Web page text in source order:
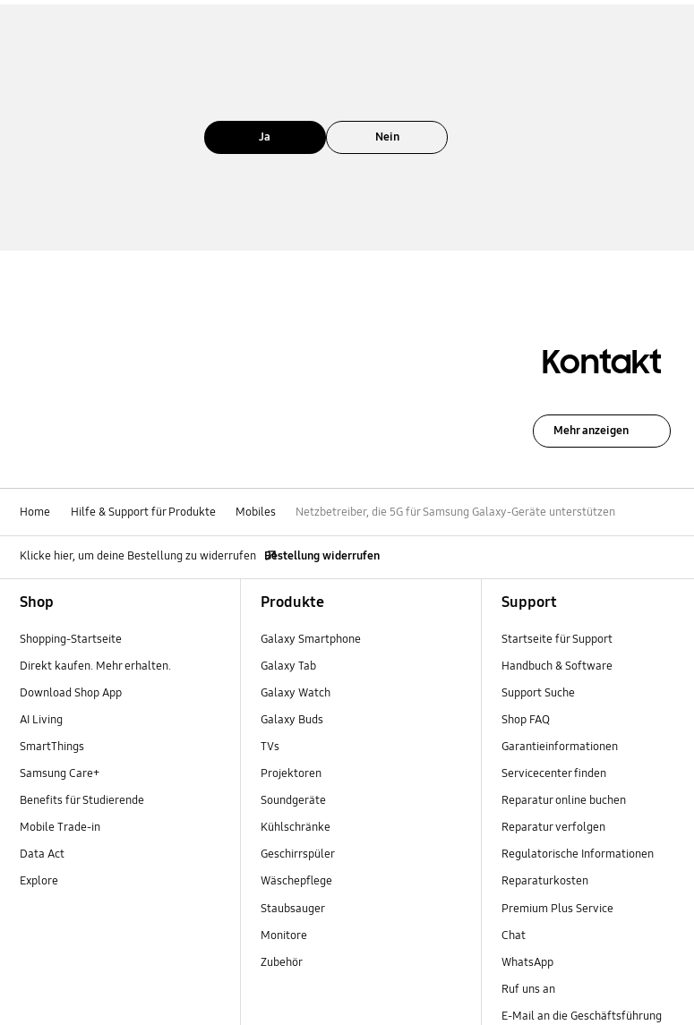
Ja Nein
Kontakt
Mehr anzeigen
Home Hilfe & Support für Produkte Mobiles Netzbetreiber, die 5G für Samsung Galaxy-Geräte unterstützen
Klicke hier, um deine Bestellung zu widerrufen Bestellung widerrufen
Shop
Shopping-Startseite
Direkt kaufen. Mehr erhalten.
Download Shop App
AI Living
SmartThings
Samsung Care+
Benefits für Studierende
Mobile Trade-in
Data Act
Explore
Produkte
Galaxy Smartphone
Galaxy Tab
Galaxy Watch
Galaxy Buds
TVs
Projektoren
Soundgeräte
Kühlschränke
Geschirrspüler
Wäschepflege
Staubsauger
Monitore
Zubehör
Support
Startseite für Support
Handbuch & Software
Support Suche
Shop FAQ
Garantieinformationen
Servicecenter finden
Reparatur online buchen
Reparatur verfolgen
Regulatorische Informationen
Reparaturkosten
Premium Plus Service
Chat
WhatsApp
Ruf uns an
E-Mail an die Geschäftsführung